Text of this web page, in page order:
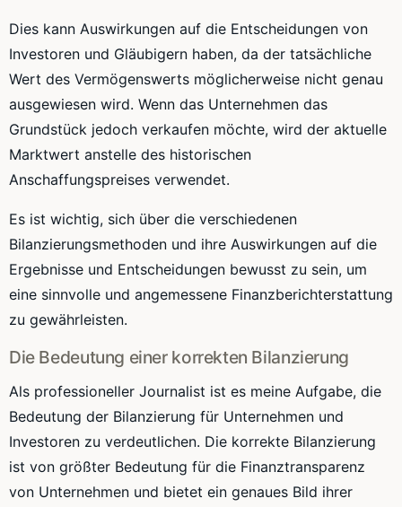
Dies kann Auswirkungen auf die Entscheidungen von
Investoren und Gläubigern haben, da der tatsächliche
Wert des Vermögenswerts möglicherweise nicht genau
ausgewiesen wird. Wenn das Unternehmen das
Grundstück jedoch verkaufen möchte, wird der aktuelle
Marktwert anstelle des historischen
Anschaffungspreises verwendet.
Es ist wichtig, sich über die verschiedenen
Bilanzierungsmethoden und ihre Auswirkungen auf die
Ergebnisse und Entscheidungen bewusst zu sein, um
eine sinnvolle und angemessene Finanzberichterstattung
zu gewährleisten.
Die Bedeutung einer korrekten Bilanzierung
Als professioneller Journalist ist es meine Aufgabe, die
Bedeutung der Bilanzierung für Unternehmen und
Investoren zu verdeutlichen. Die korrekte Bilanzierung
ist von größter Bedeutung für die Finanztransparenz
von Unternehmen und bietet ein genaues Bild ihrer